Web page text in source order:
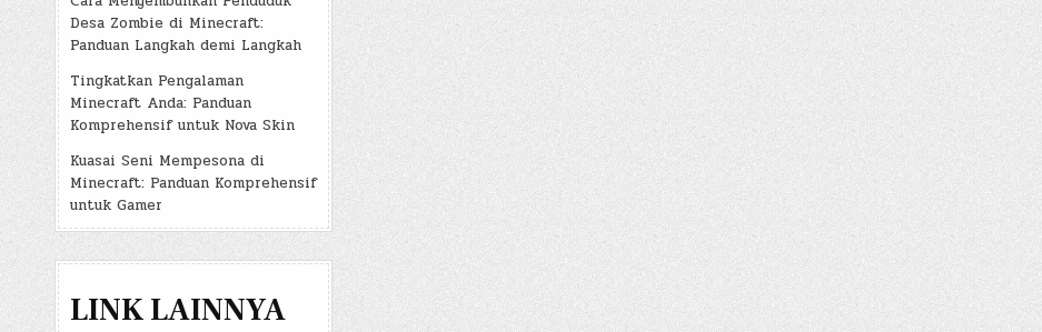
Desa Zombie di Minecraft:
Panduan Langkah demi Langkah
Tingkatkan Pengalaman
Minecraft Anda: Panduan
Komprehensif untuk Nova Skin
Kuasai Seni Mempesona di
Minecraft: Panduan Komprehensif
untuk Gamer
LINK LAINNYA